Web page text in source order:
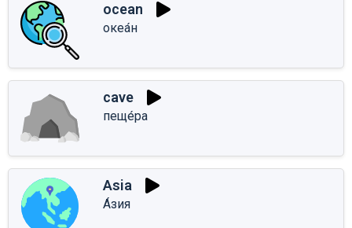
ocean
океа́н
cave
пеще́ра
Asia
А́зия